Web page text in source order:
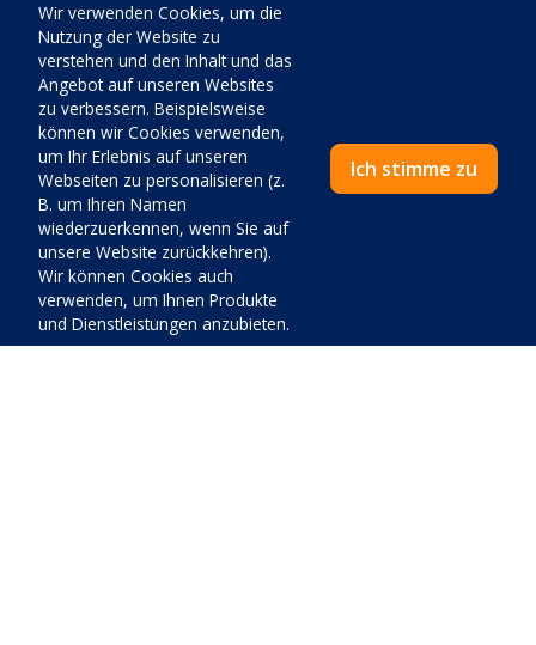
Wir verwenden Cookies, um die
Nutzung der Website zu
verstehen und den Inhalt und das
Angebot auf unseren Websites
zu verbessern. Beispielsweise
können wir Cookies verwenden,
um Ihr Erlebnis auf unseren
Webseiten zu personalisieren (z.
B. um Ihren Namen
wiederzuerkennen, wenn Sie auf
unsere Website zurückkehren).
Wir können Cookies auch
verwenden, um Ihnen Produkte
und Dienstleistungen anzubieten.
Ich stimme zu
Sommerarbeitszeit 01.06. – 01.09.
Mo - So 08:00 - 18:00 Uhr
Winterarbeitszeit 01.09. – 01.06.
Mo - Fr 08:00 - 15:00 Uhr
Unterkunft
Unterkunft im Sonderangebot
Wohnungen
Wohnungen am Meer